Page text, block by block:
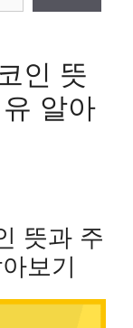
인 뜻
알아
뜻과 주
보기